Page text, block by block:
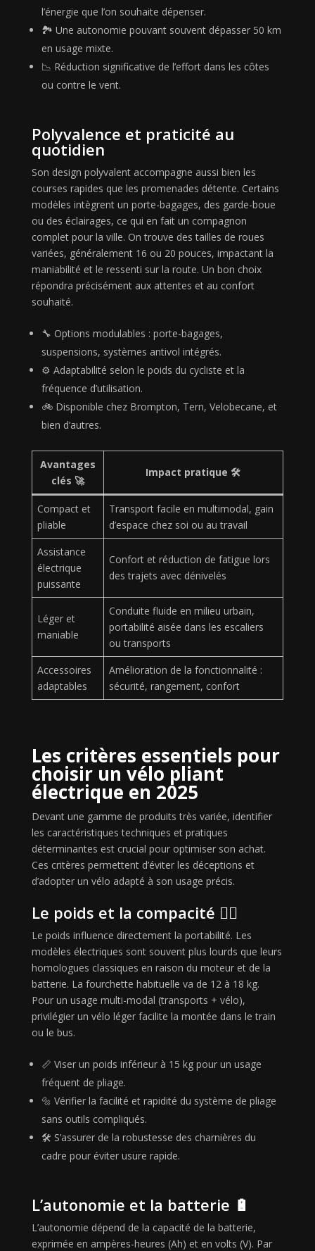
l’énergie que l’on souhaite dépenser.
🏞️ Une autonomie pouvant souvent dépasser 50 km
en usage mixte.
📉 Réduction significative de l’effort dans les côtes
ou contre le vent.
Polyvalence et praticité au
quotidien
Son design polyvalent accompagne aussi bien les
courses rapides que les promenades détente. Certains
modèles intègrent un porte-bagages, des garde-boue
ou des éclairages, ce qui en fait un compagnon
complet pour la ville. On trouve des tailles de roues
variées, généralement 16 ou 20 pouces, impactant la
maniabilité et le ressenti sur la route. Un bon choix
répondra précisément aux attentes et au confort
souhaité.
🔧 Options modulables : porte-bagages,
suspensions, systèmes antivol intégrés.
⚙️ Adaptabilité selon le poids du cycliste et la
fréquence d’utilisation.
🚲 Disponible chez Brompton, Tern, Velobecane, et
bien d’autres.
Avantages
clés 🚀
Impact pratique 🛠️
Compact et
pliable
Transport facile en multimodal, gain
d’espace chez soi ou au travail
Assistance
électrique
puissante
Confort et réduction de fatigue lors
des trajets avec dénivelés
Léger et
maniable
Conduite fluide en milieu urbain,
portabilité aisée dans les escaliers
ou transports
Accessoires
adaptables
Amélioration de la fonctionnalité :
sécurité, rangement, confort
Les critères essentiels pour
choisir un vélo pliant
électrique en 2025
Devant une gamme de produits très variée, identifier
les caractéristiques techniques et pratiques
déterminantes est crucial pour optimiser son achat.
Ces critères permettent d’éviter les déceptions et
d’adopter un vélo adapté à son usage précis.
Le poids et la compacité 🏋️‍♂️
Le poids influence directement la portabilité. Les
modèles électriques sont souvent plus lourds que leurs
homologues classiques en raison du moteur et de la
batterie. La fourchette habituelle va de 12 à 18 kg.
Pour un usage multi-modal (transports + vélo),
privilégier un vélo léger facilite la montée dans le train
ou le bus.
📏 Viser un poids inférieur à 15 kg pour un usage
fréquent de pliage.
🔩 Vérifier la facilité et rapidité du système de pliage
sans outils compliqués.
🛠️ S’assurer de la robustesse des charnières du
cadre pour éviter usure rapide.
L’autonomie et la batterie 🔋
L’autonomie dépend de la capacité de la batterie,
exprimée en ampères-heures (Ah) et en volts (V). Par